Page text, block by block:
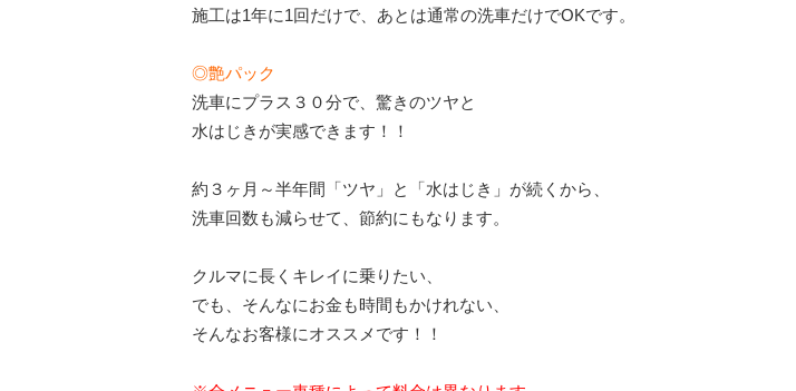
施工は1年に1回だけで、あとは通常の洗車だけでOKです。
◎艶パック
洗車にプラス３０分で、驚きのツヤと
水はじきが実感できます！！
約３ヶ月～半年間「ツヤ」と「水はじき」が続くから、
洗車回数も減らせて、節約にもなります。
クルマに長くキレイに乗りたい、
でも、そんなにお金も時間もかけれない、
そんなお客様にオススメです！！